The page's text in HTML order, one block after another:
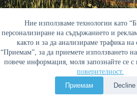
Ние използваме технологии като
персонализиране на съдържанието и
както и за да анализираме трафика на
“Приемам”, за да приемете използването
повече информация, моля запознайте се с
поверителност.
Приемам
Decline
Германия през 1900 г. в цветни снимки
02/01/2018
Политика за
Copyright © 2026 Война и мир. Сайтът